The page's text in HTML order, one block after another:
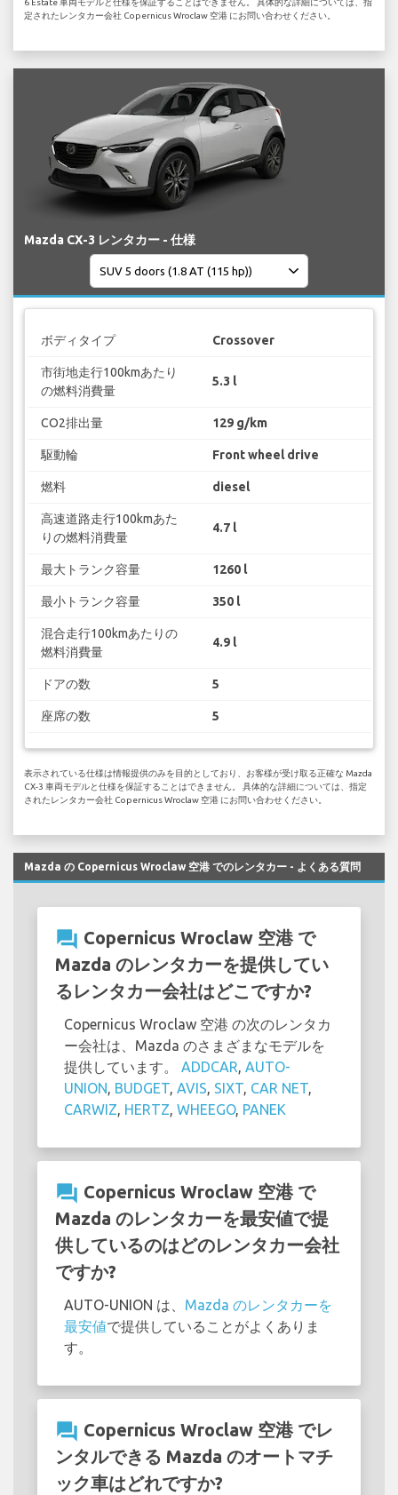
6 Estate 車両モデルと仕様を保証することはできません。 具体的な詳細については、指
定されたレンタカー会社 Copernicus Wroclaw 空港 にお問い合わせください。
Mazda CX-3 レンタカー - 仕様
ボディタイプ Crossover
市街地走行100kmあたり
の燃料消費量
5.3 l
CO2排出量 129 g/km
駆動輪 Front wheel drive
燃料 diesel
高速道路走行100kmあた
りの燃料消費量
4.7 l
最大トランク容量 1260 l
最小トランク容量 350 l
混合走行100kmあたりの
燃料消費量
4.9 l
ドアの数 5
座席の数 5
表示されている仕様は情報提供のみを目的としており、お客様が受け取る正確な Mazda
CX-3 車両モデルと仕様を保証することはできません。 具体的な詳細については、指定
されたレンタカー会社 Copernicus Wroclaw 空港 にお問い合わせください。
Mazda の Copernicus Wroclaw 空港 でのレンタカー - よくある質問
question_answer Copernicus Wroclaw 空港 で
Mazda のレンタカーを提供してい
るレンタカー会社はどこですか?
Copernicus Wroclaw 空港 の次のレンタカ
ー会社は、Mazda のさまざまなモデルを
提供しています。 ADDCAR, AUTO-
UNION, BUDGET, AVIS, SIXT, CAR NET,
CARWIZ, HERTZ, WHEEGO, PANEK
question_answer Copernicus Wroclaw 空港 で
Mazda のレンタカーを最安値で提
供しているのはどのレンタカー会社
ですか?
AUTO-UNION は、 Mazda のレンタカーを
最安値で提供していることがよくありま
す。
question_answer Copernicus Wroclaw 空港 でレ
ンタルできる Mazda のオートマチ
ック車はどれですか?